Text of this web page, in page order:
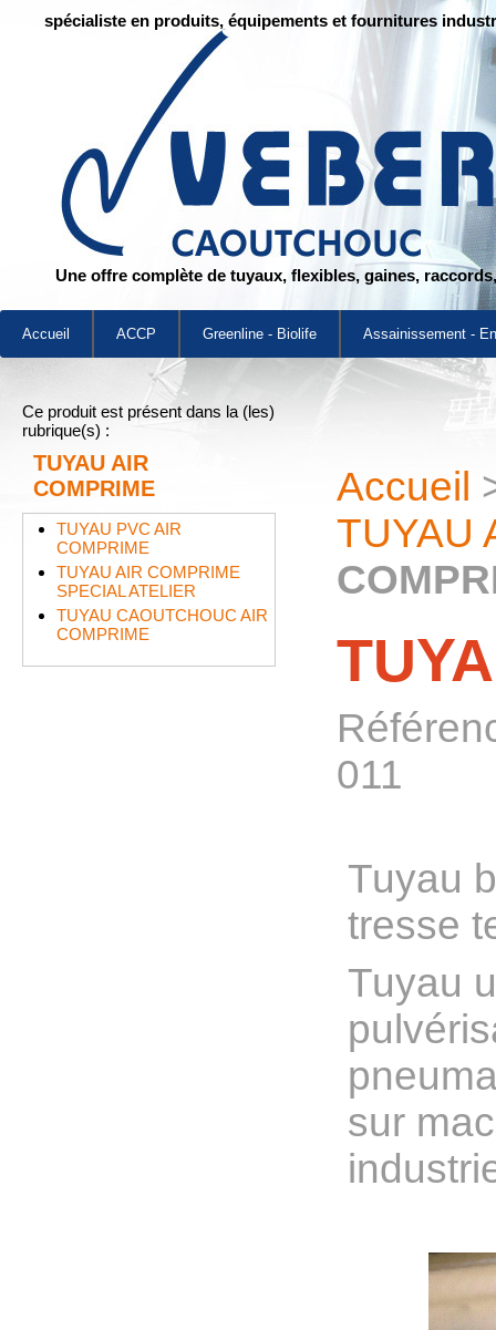
spécialiste en produits, équipements et fournitures
Une offre complète de tuyaux, flexibles, gaines,
Accueil ACCP Greenline - Biolife Assainissement -
Ce produit est présent dans la (les)
rubrique(s) :
TUYAU AIR
COMPRIME
TUYAU PVC AIR
COMPRIME
TUYAU AIR COMPRIME
SPECIAL ATELIER
TUYAU CAOUTCHOUC AIR
COMPRIME
Accueil
TUYAU
011
Tuyau
tresse
Tuyau
sur